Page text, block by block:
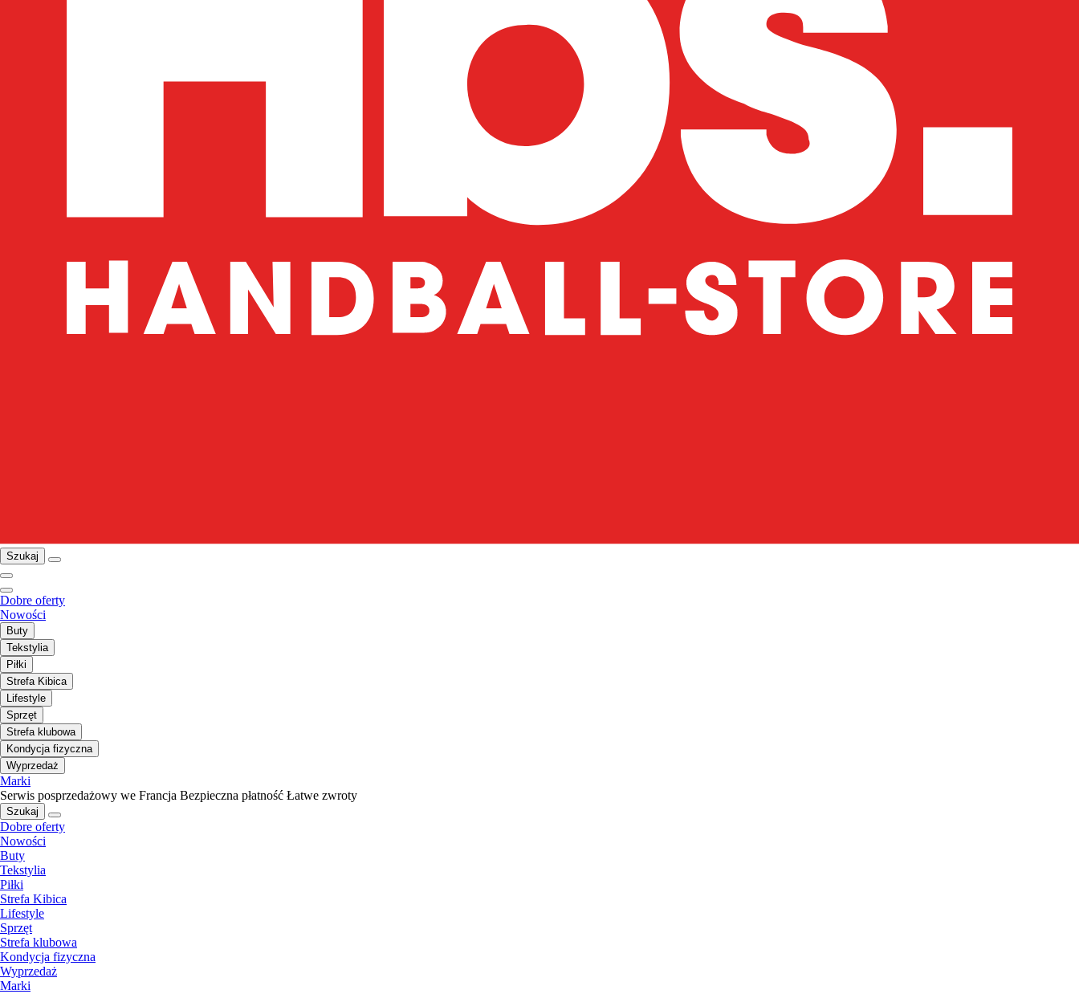
Szukaj
Dobre oferty
Nowości
Buty
Tekstylia
Piłki
Strefa Kibica
Lifestyle
Sprzęt
Strefa klubowa
Kondycja fizyczna
Wyprzedaż
Marki
Serwis posprzedażowy we Francja Bezpieczna płatność Łatwe zwroty
Szukaj
Dobre oferty
Nowości
Buty
Tekstylia
Piłki
Strefa Kibica
Lifestyle
Sprzęt
Strefa klubowa
Kondycja fizyczna
Wyprzedaż
Marki